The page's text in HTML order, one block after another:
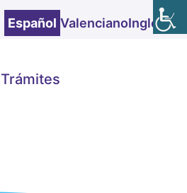
Español ValencianoInglés
Trámites